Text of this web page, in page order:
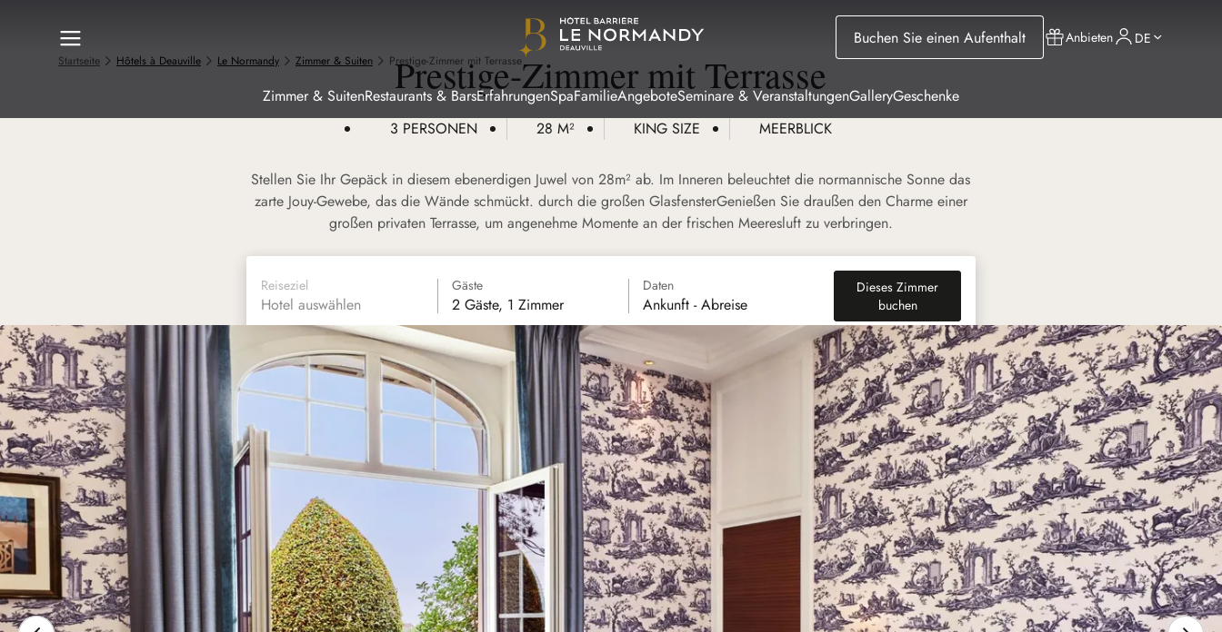
Buchen Sie einen Aufenthalt Anbieten DE
Zimmer & SuitenRestaurants & BarsErfahrungenSpaFamilieAngeboteSeminare & VeranstaltungenGalleryGeschenke
Startseite Hôtels à Deauville Le Normandy Zimmer & Suiten Prestige-Zimmer mit Terrasse
Prestige-Zimmer mit Terrasse
3 PERSONEN 28 M² KING SIZE MEERBLICK
Stellen Sie Ihr Gepäck in diesem ebenerdigen Juwel von 28m² ab. Im Inneren beleuchtet die normannische Sonne das
zarte Jouy-Gewebe, das die Wände schmückt. durch die großen GlasfensterGenießen Sie draußen den Charme einer
großen privaten Terrasse, um angenehme Momente an der frischen Meeresluft zu verbringen.
Reiseziel
Hotel auswählen
Gäste
2 Gäste, 1 Zimmer
Daten
Ankunft - Abreise
Dieses Zimmer
buchen(neuen Tab)